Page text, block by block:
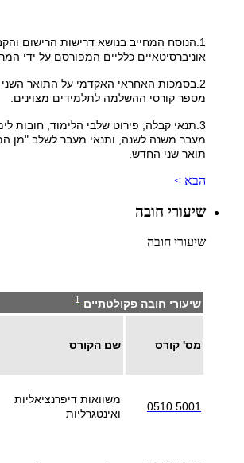
1.הנוסח המחייב בנושא דרישות הרישום
אוניברסיטאיים כלליים המפורסם על ידי
2.בסמכות האחראי האקדמי על התואר
מספר קורסי ההשלמה לתלמידים מצוינים.
3.תנאי קבלה, פירוט שלבי הלימוד, חובות
מעבר משנה לשנה, ותנאי מעבר לשלב "מן
תואר שני החדש.
הבא >
שיעורי חובה
שיעורי חובה
שיעורי חובה פקולטתיים 1
מס' קורס שם הקורס
0510.5001
משוואות דיפרנציאליות
ואינטגרליות